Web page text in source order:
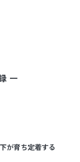
ー
が育ち定着する